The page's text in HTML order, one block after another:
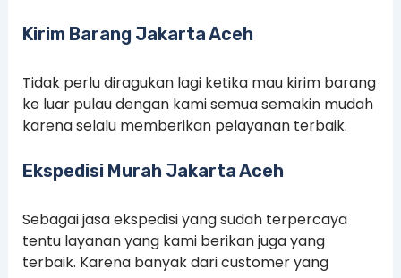
Kirim Barang Jakarta Aceh
Tidak perlu diragukan lagi ketika mau kirim barang
ke luar pulau dengan kami semua semakin mudah
karena selalu memberikan pelayanan terbaik.
Ekspedisi Murah Jakarta Aceh
Sebagai jasa ekspedisi yang sudah terpercaya
tentu layanan yang kami berikan juga yang
terbaik. Karena banyak dari customer yang